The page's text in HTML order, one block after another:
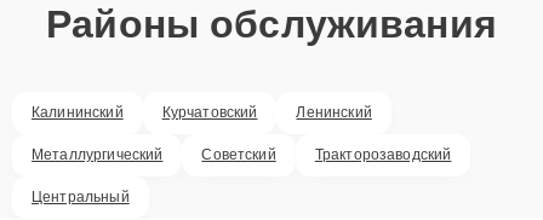
Районы обслуживания
Калининский Курчатовский Ленинский
Металлургический Советский Тракторозаводский
Центральный